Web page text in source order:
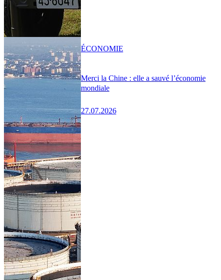
Merci la Chine : elle a sauvé l’économie
mondiale
27.07.2026
ÉCONOMIE